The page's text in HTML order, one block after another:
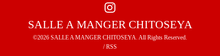
SALLE A MANGER CHITOSEYA
©2026 SALLE A MANGER CHITOSEYA. All Rights Reserved.
/RSS